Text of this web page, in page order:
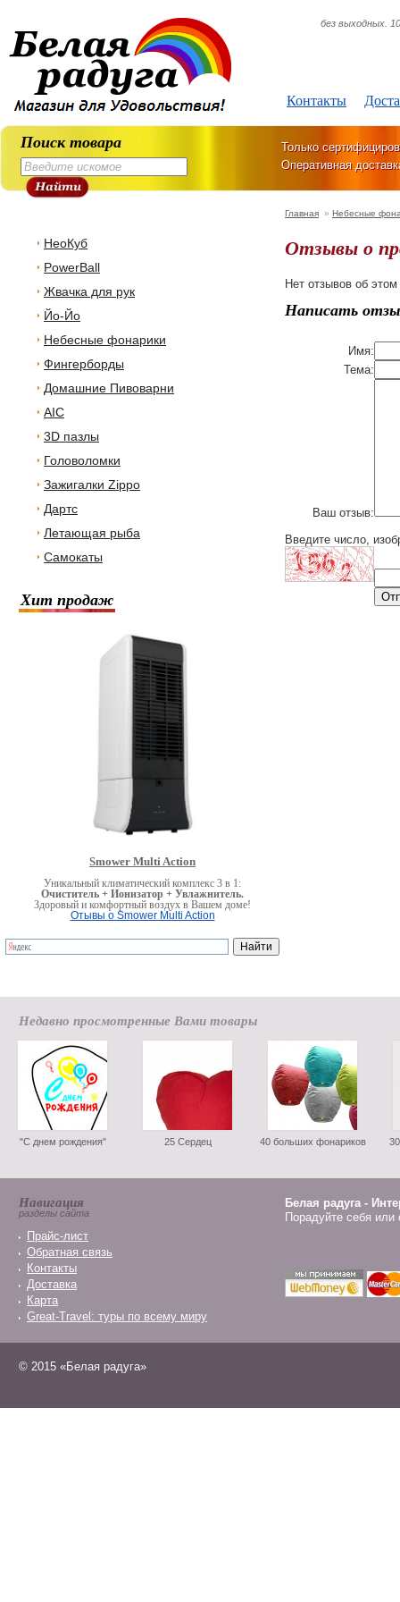
Контакты
без выходных.
Поиск товара
Только
Оперативная
НеоКуб
PowerBall
Жвачка для рук
Йо-Йо
Небесные фонарики
Фингерборды
Домашние Пивоварни
AIC
3D пазлы
Головоломки
Зажигалки Zippo
Дартс
Летающая рыба
Самокаты
Хит продаж
Smower Multi Action
Уникальный климатический комплекс 3 в 1:
Очиститель + Ионизатор + Увлажнитель.
Здоровый и комфортный воздух в Вашем доме!
Отывы о Smower Multi Action
Главная » Небесные
Отзывы о
Нет отзывов об этом
Написать
Имя:
Тема:
Ваш отзыв:
Введите число,
Недавно просмотренные Вами товары
"С днем рождения" 25 Сердец 40 больших фонариков
Навигация
разделы сайта
Прайс-лист
Обратная связь
Контакты
Доставка
Карта
Great-Travel: туры по всему миру
Белая радуга -
Порадуйте себя
© 2015 «Белая радуга»